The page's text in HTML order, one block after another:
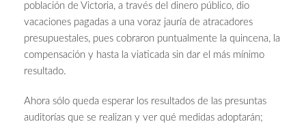
población de Victoria, a través del dinero público, dio
vacaciones pagadas a una voraz jauría de atracadores
presupuestales, pues cobraron puntualmente la quincena, la
compensación y hasta la viaticada sin dar el más mínimo
resultado.
Ahora sólo queda esperar los resultados de las presuntas
auditorías que se realizan y ver qué medidas adoptarán;